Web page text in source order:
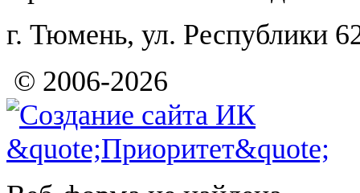
г. Тюмень, ул.
© 2006-2026